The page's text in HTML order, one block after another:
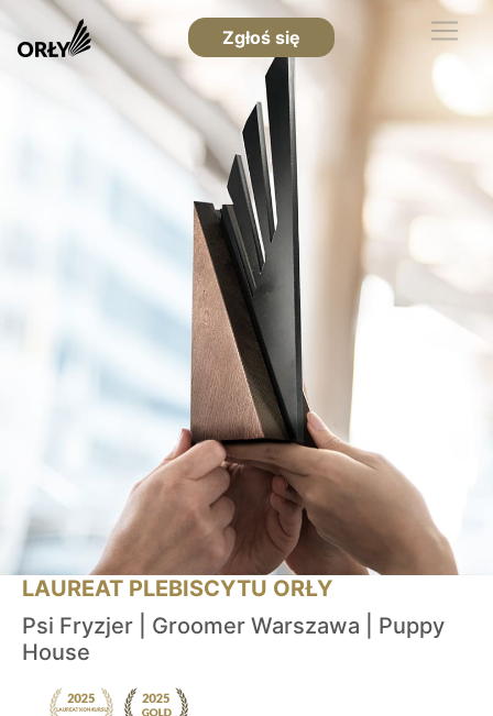
Zgłoś się
LAUREAT PLEBISCYTU ORŁY
Psi Fryzjer | Groomer Warszawa | Puppy
House